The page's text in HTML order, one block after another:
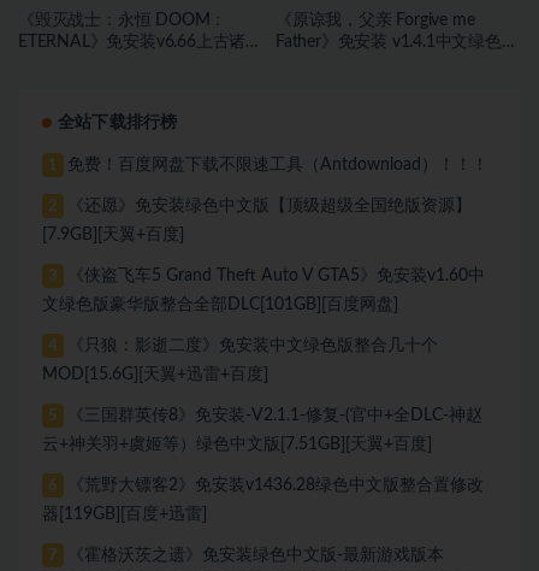
《毁灭战士：永恒 DOOM：
ETERNAL》免安装v6.66上古诸神
《原谅我，父亲 Forgive me
Father》免安装 v1.4.1中文绿色版
全站下载排行榜
1 免费！百度网盘下载不限速工具（Antdownload）！！！
2
《还愿》免安装绿色中文版【顶级超级全国绝版资源】
[7.9GB][天翼+百度]
3
《侠盗飞车5 Grand Theft Auto V GTA5》免安装v1.60中
文绿色版豪华版整合全部DLC[101GB][百度网盘]
4
《只狼：影逝二度》免安装中文绿色版整合几十个
MOD[15.6G][天翼+迅雷+百度]
5
《三国群英传8》免安装-V2.1.1-修复-(官中+全DLC-神赵
云+神关羽+虞姬等）绿色中文版[7.51GB][天翼+百度]
6
《荒野大镖客2》免安装v1436.28绿色中文版整合置修改
器[119GB][百度+迅雷]
7
《霍格沃茨之遗》免安装绿色中文版-最新游戏版本